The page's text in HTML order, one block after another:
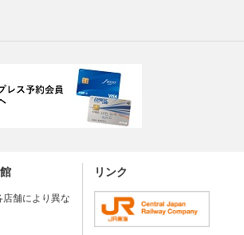
店舗により異な
リンク